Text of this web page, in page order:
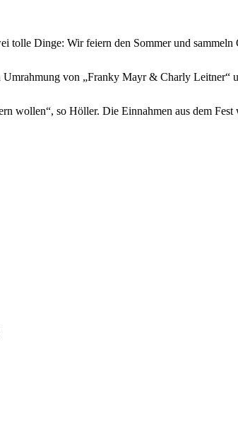
tolle Dinge: Wir feiern den Sommer und
von „Franky Mayr & Charly Leitner“
wollen“, so Höller. Die Einnahmen aus dem